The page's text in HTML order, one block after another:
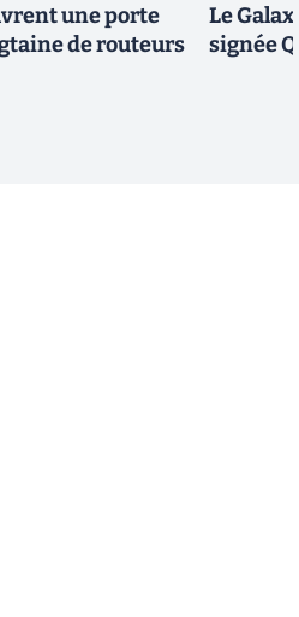
une porte
de routeurs
Le
signée